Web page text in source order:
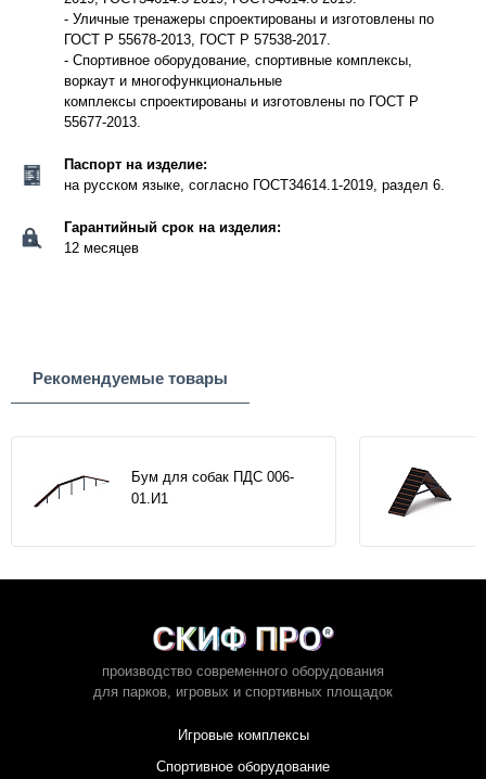
- Уличные тренажеры спроектированы и изготовлены по
ГОСТ Р 55678-2013, ГОСТ Р 57538-2017.
- Спортивное оборудование, спортивные комплексы,
воркаут и многофункциональные
комплексы спроектированы и изготовлены по ГОСТ Р
55677-2013.
Паспорт на изделие:
на русском языке, согласно ГОСТ34614.1-2019, раздел 6.
Гарантийный срок на изделия:
12 месяцев
Рекомендуемые товары
Бум для собак ПДС 006-
01.И1
производство современного оборудования
для парков, игровых и спортивных площадок
Игровые комплексы
Спортивное оборудование